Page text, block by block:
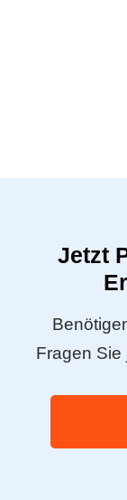
Jetzt
Fragen Sie